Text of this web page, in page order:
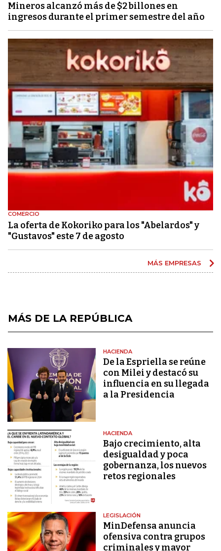
Mineros alcanzó más de $2 billones en
ingresos durante el primer semestre del año
COMERCIO
La oferta de Kokoriko para los "Abelardos" y
"Gustavos" este 7 de agosto
MÁS EMPRESAS
MÁS DE LA REPÚBLICA
HACIENDA
De la Espriella se reúne
con Milei y destacó su
influencia en su llegada
a la Presidencia
HACIENDA
Bajo crecimiento, alta
desigualdad y poca
gobernanza, los nuevos
retos regionales
LEGISLACIÓN
MinDefensa anuncia
ofensiva contra grupos
criminales y mayor